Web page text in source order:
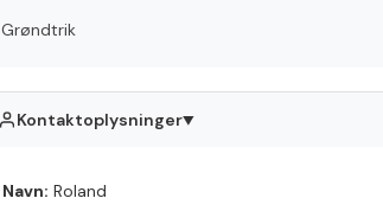
Grøndtrik
Kontaktoplysninger▲
Navn: Roland